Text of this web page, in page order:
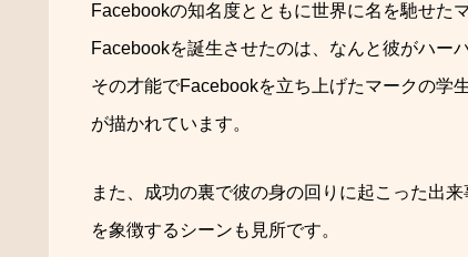
Facebookの知名度とともに世界に名を馳せた
Facebookを誕生させたのは 、なんと彼がハー
その才能でFacebookを立ち上げたマークの学
が描かれています。
また、成功の裏で彼の身の回りに起こった出来
を象徴するシーンも見所です。